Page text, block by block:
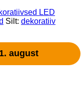
LED
Silt: dekoratiiv
august